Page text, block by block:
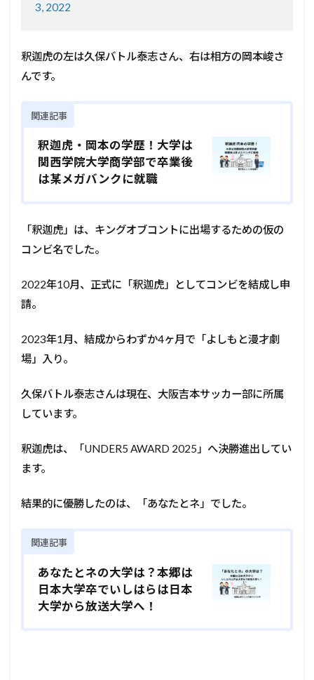
3, 2022
釈迦虎の左は久保バトル泰志さん、右は相方の岡本峻さ
んです。
関連記事
釈迦虎・岡本の学歴！大学は
関西学院大学商学部で卒業後
は某メガバンクに就職
「釈迦虎」は、キングオブコントに出場するための仮の
コンビ名でした。
2022年10月、正式に「釈迦虎」としてコンビを結成し申
請。
2023年1月、結成からわずか4ヶ月で「よしもと漫才劇
場」入り。
久保バトル泰志さんは現在、大阪吉本サッカー部に所属
しています。
釈迦虎は、「UNDER5 AWARD 2025」へ決勝進出してい
ます。
結果的に優勝したのは、「あなたとネ」でした。
関連記事
あなたとネの大学は？本郷は
日本大学卒でいしはらは日本
大学から放送大学へ！